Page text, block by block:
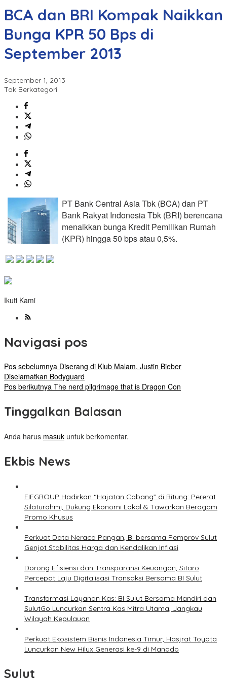
BCA dan BRI Kompak Naikkan
Bunga KPR 50 Bps di
September 2013
September 1, 2013
Tak Berkategori
PT Bank Central Asia Tbk (BCA) dan PT
Bank Rakyat Indonesia Tbk (BRI) berencana
menaikkan bunga Kredit Pemilikan Rumah
(KPR) hingga 50 bps atau 0,5%.
Ikuti Kami
Navigasi pos
Pos sebelumnya Diserang di Klub Malam, Justin Bieber
Diselamatkan Bodyguard
Pos berikutnya The nerd pilgrimage that is Dragon Con
Tinggalkan Balasan
Anda harus masuk untuk berkomentar.
Ekbis News
FIFGROUP Hadirkan “Hajatan Cabang” di Bitung: Pererat
Silaturahmi, Dukung Ekonomi Lokal & Tawarkan Beragam
Promo Khusus
Perkuat Data Neraca Pangan, BI bersama Pemprov Sulut
Genjot Stabilitas Harga dan Kendalikan Inflasi
Dorong Efisiensi dan Transparansi Keuangan, Sitaro
Percepat Laju Digitalisasi Transaksi Bersama BI Sulut
Transformasi Layanan Kas: BI Sulut Bersama Mandiri dan
SulutGo Luncurkan Sentra Kas Mitra Utama, Jangkau
Wilayah Kepulauan
Perkuat Ekosistem Bisnis Indonesia Timur, Hasjrat Toyota
Luncurkan New Hilux Generasi ke-9 di Manado
Sulut